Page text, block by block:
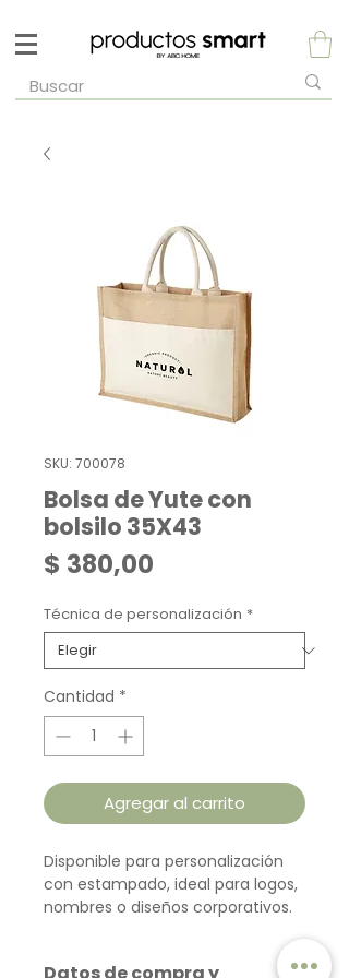
SKU: 700078
Bolsa de Yute con
bolsilo 35X43
$ 380,00
Técnica de personalización *
Cantidad *
Agregar al carrito
Disponible para personalización
con estampado, ideal para logos,
nombres o diseños corporativos.